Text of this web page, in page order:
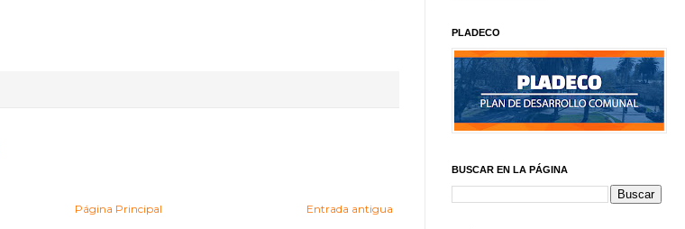
Entrada antigua
Página Principal
PLADECO
BUSCAR EN LA PÁGINA